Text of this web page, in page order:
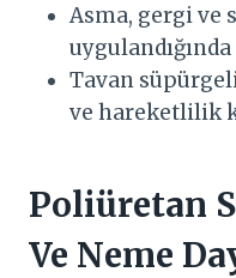
Asma, gergi ve
Tavan
ve hareketlilik
Poliüretan
Ve Neme